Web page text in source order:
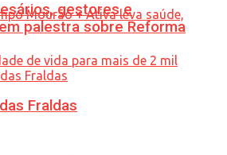
gestores e
palestra sobre Reforma
Fraldas